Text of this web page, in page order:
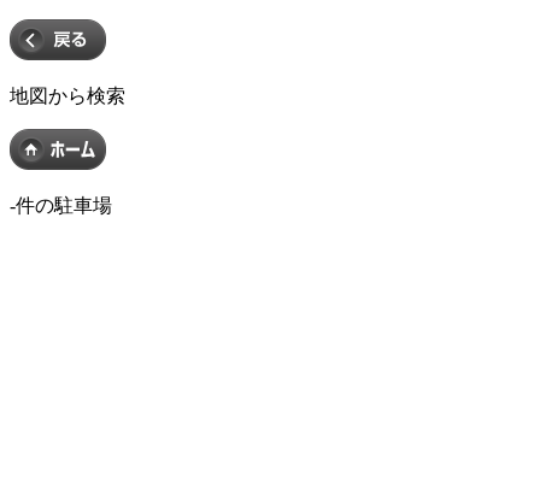
地図から検索
-件の駐車場